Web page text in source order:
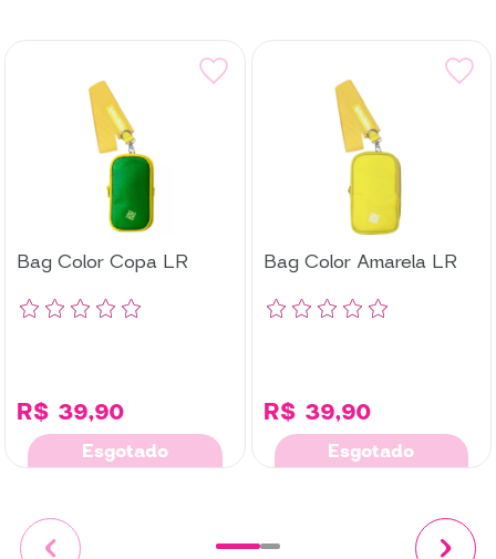
Bag Color Copa LR
R$ 39,90
Esgotado
Bag Color Amarela LR
R$ 39,90
Esgotado